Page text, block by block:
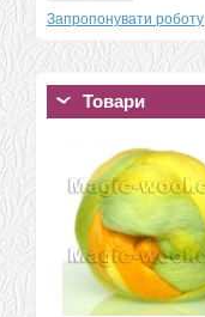
Запропонувати роботу
Товари